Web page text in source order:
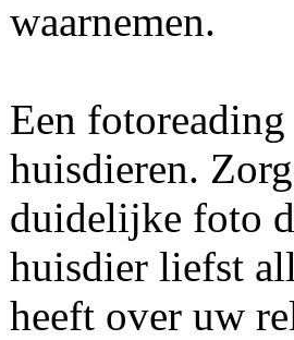
waarnemen.
Een
huisdieren.
duidelijke foto
huisdier liefst
heeft over uw